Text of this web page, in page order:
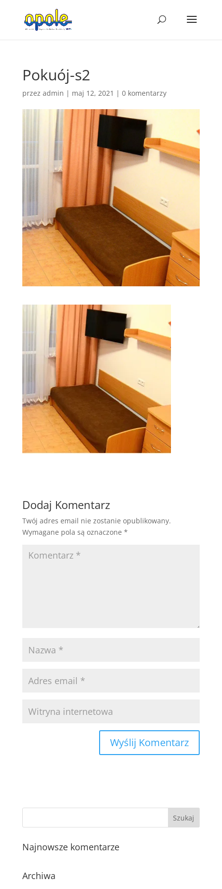
Pokuój-s2
przez admin | maj 12, 2021 | 0 komentarzy
Dodaj Komentarz
Twój adres email nie zostanie opublikowany.
Wymagane pola są oznaczone *
Najnowsze komentarze
Archiwa